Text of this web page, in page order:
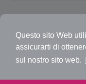
Questo sito Web
assicurarti di
sul nostro sito web.
©
Home
Cos'è
Eventi
Contattaci
Richiedi rimborso